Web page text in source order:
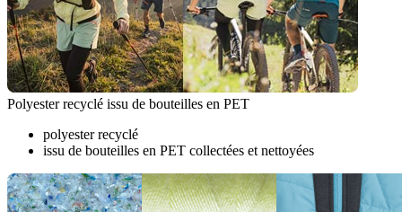
Polyester recyclé issu de bouteilles en PET
polyester recyclé
issu de bouteilles en PET collectées et nettoyées